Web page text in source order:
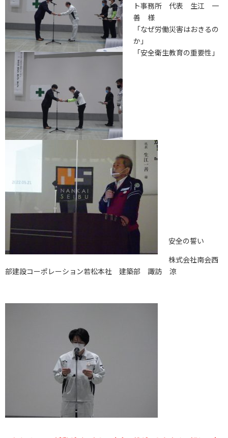
ト事務所 代表 生江 一
善 様
「なぜ労働災害はおきるの
か」
「安全衛生教育の重要性」
安全の誓い
株式会社南会西
部建設コーポレーション若松本社 建築部 諏訪 涼